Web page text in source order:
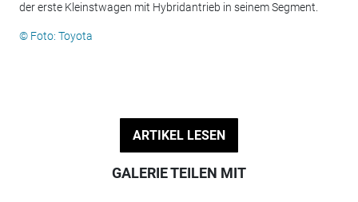
der erste Kleinstwagen mit Hybridantrieb in seinem Segment.
© Foto: Toyota
ARTIKEL LESEN
GALERIE TEILEN MIT